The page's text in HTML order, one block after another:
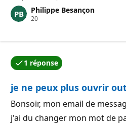
t
s
p
u
t
t
i
o
n
Philippe Besançon
20P
s
d
e
é
p
u
t
a
1 réponse
L’une des réponses a
je ne peux plus ouvrir
Bonsoir, mon email de
j'ai du changer mon mot de